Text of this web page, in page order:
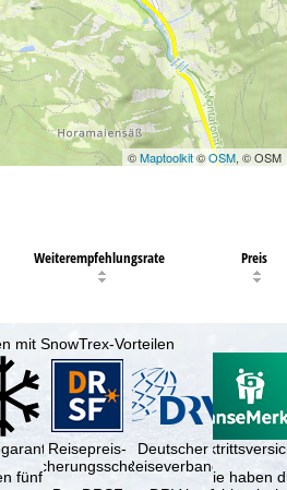
©Maptoolkit©OSM, © OSM
Weiterempfehlungsrate Preis
mit SnowTrex-Vorteilen
fünf
Reisepreis-
Sicherungsschein
Deutscher
Reiseverband
Sie haben